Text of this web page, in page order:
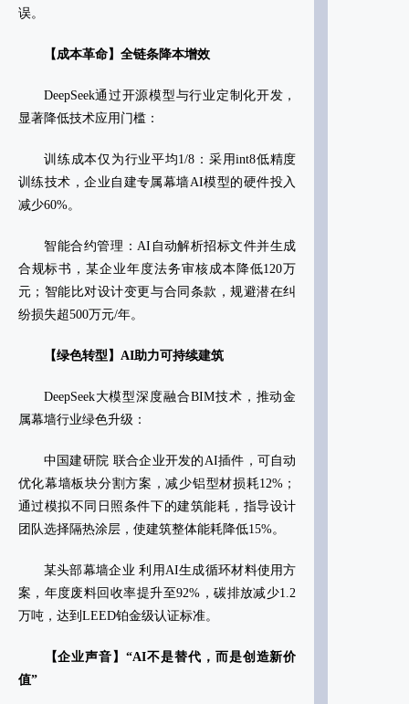
误‌。
‌【成本革命】全链条降本增效‌
DeepSeek通过开源模型与行业定制化开发，
显著降低技术应用门槛：
‌训练成本仅为行业平均1/8‌：采用int8低精度
训练技术，企业自建专属幕墙AI模型的硬件投入
减少60%‌。
‌智能合约管理‌：AI自动解析招标文件并生成
合规标书，某企业年度法务审核成本降低120万
元；智能比对设计变更与合同条款，规避潜在纠
纷损失超500万元/年‌。
【绿色转型】AI助力可持续建筑‌
DeepSeek大模型深度融合BIM技术，推动金
属幕墙行业绿色升级：
‌中国建研院‌ 联合企业开发的AI插件，可自动
优化幕墙板块分割方案，减少铝型材损耗12%；
通过模拟不同日照条件下的建筑能耗，指导设计
团队选择隔热涂层，使建筑整体能耗降低15%‌。
‌某头部幕墙企业‌ 利用AI生成循环材料使用方
案，年度废料回收率提升至92%，碳排放减少1.2
万吨，达到LEED铂金级认证标准‌。
【企业声音】“AI不是替代，而是创造新价
值”‌